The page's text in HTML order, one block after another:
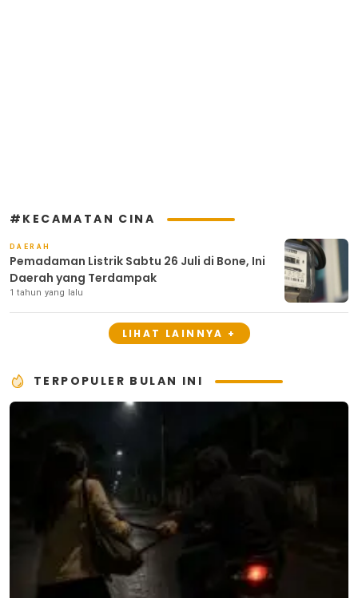
#KECAMATAN CINA
DAERAH
Pemadaman Listrik Sabtu 26 Juli di Bone, Ini
Daerah yang Terdampak
1 tahun yang lalu
LIHAT LAINNYA +
TERPOPULER BULAN INI